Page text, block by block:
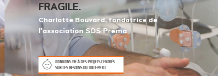
FRAGILE.
Charlotte Bouvard, fondatrice de
l'association SOS Préma